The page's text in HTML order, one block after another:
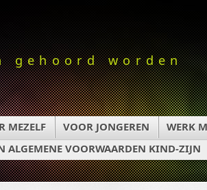
gehoord worden
MEZELF VOOR JONGEREN
WERK
ALGEMENE VOORWAARDEN KIND-ZIJN